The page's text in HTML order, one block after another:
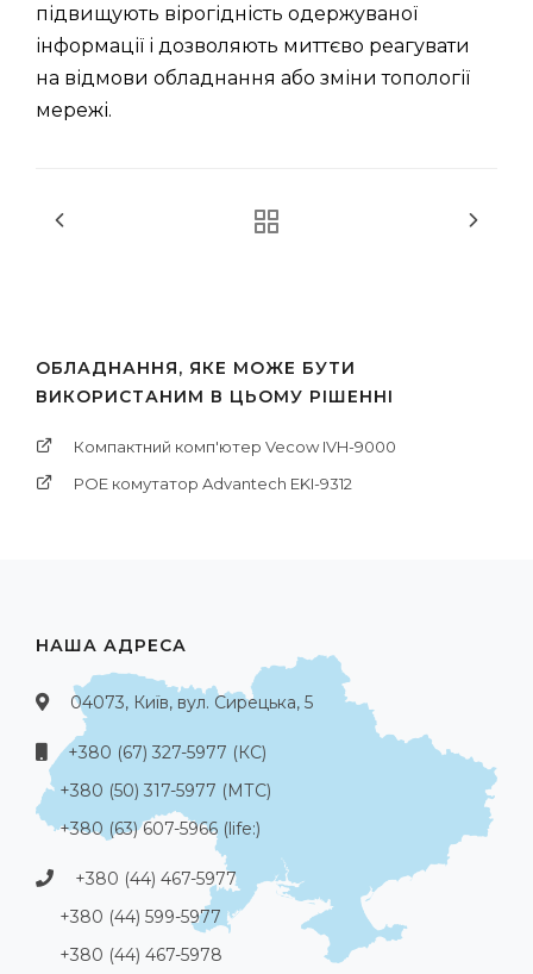
підвищують вірогідність одержуваної
інформації і дозволяють миттєво реагувати
на відмови обладнання або зміни топології
мережі.
ОБЛАДНАННЯ, ЯКЕ МОЖЕ БУТИ
ВИКОРИСТАНИМ В ЦЬОМУ РІШЕННІ
Компактний комп'ютер Vecow IVH-9000
POE комутатор Advantech EKI-9312
НАША АДРЕСА
04073, Київ, вул. Сирецька, 5
+380 (67) 327-5977 (КС)
+380 (50) 317-5977 (МТС)
+380 (63) 607-5966 (life:)
+380 (44) 467-5977
+380 (44) 599-5977
+380 (44) 467-5978